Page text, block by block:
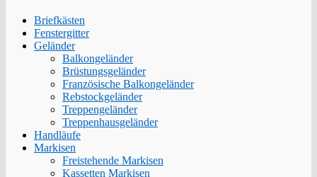
Briefkästen
Fenstergitter
Geländer
Balkongeländer
Brüstungsgeländer
Französische Balkongeländer
Rebstockgeländer
Treppengeländer
Treppenhausgeländer
Handläufe
Markisen
Freistehende Markisen
Kassetten Markisen